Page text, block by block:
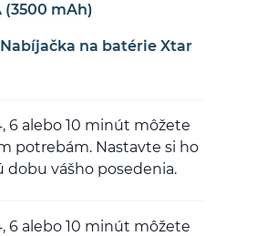
(3500 mAh)
Nabíjačka na batérie Xtar
6 alebo 10 minút môžete
potrebám. Nastavte si ho
dobu vášho posedenia.
6 alebo 10 minút môžete